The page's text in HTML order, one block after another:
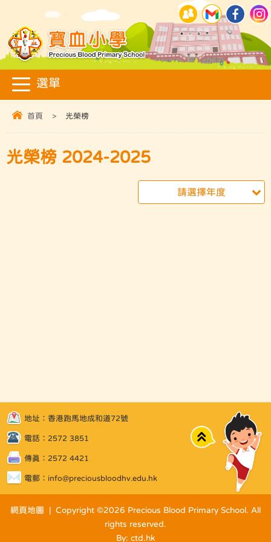
首頁 > 光榮榜
光榮榜 2024-2025
請選擇年度
地址：香港跑馬地成和道72號
電話：2572 3851
傳真：2572 4421
電郵： info@preciousbloodhv.edu.hk
Top
網頁地圖 | Copyright ©2026 Precious Blood Primary School. All
rights reserved.
By: ctd.hk